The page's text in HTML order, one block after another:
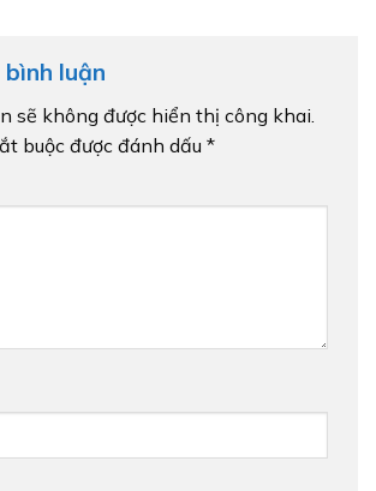
luận
sẽ không được hiển thị công khai.
buộc được đánh dấu *